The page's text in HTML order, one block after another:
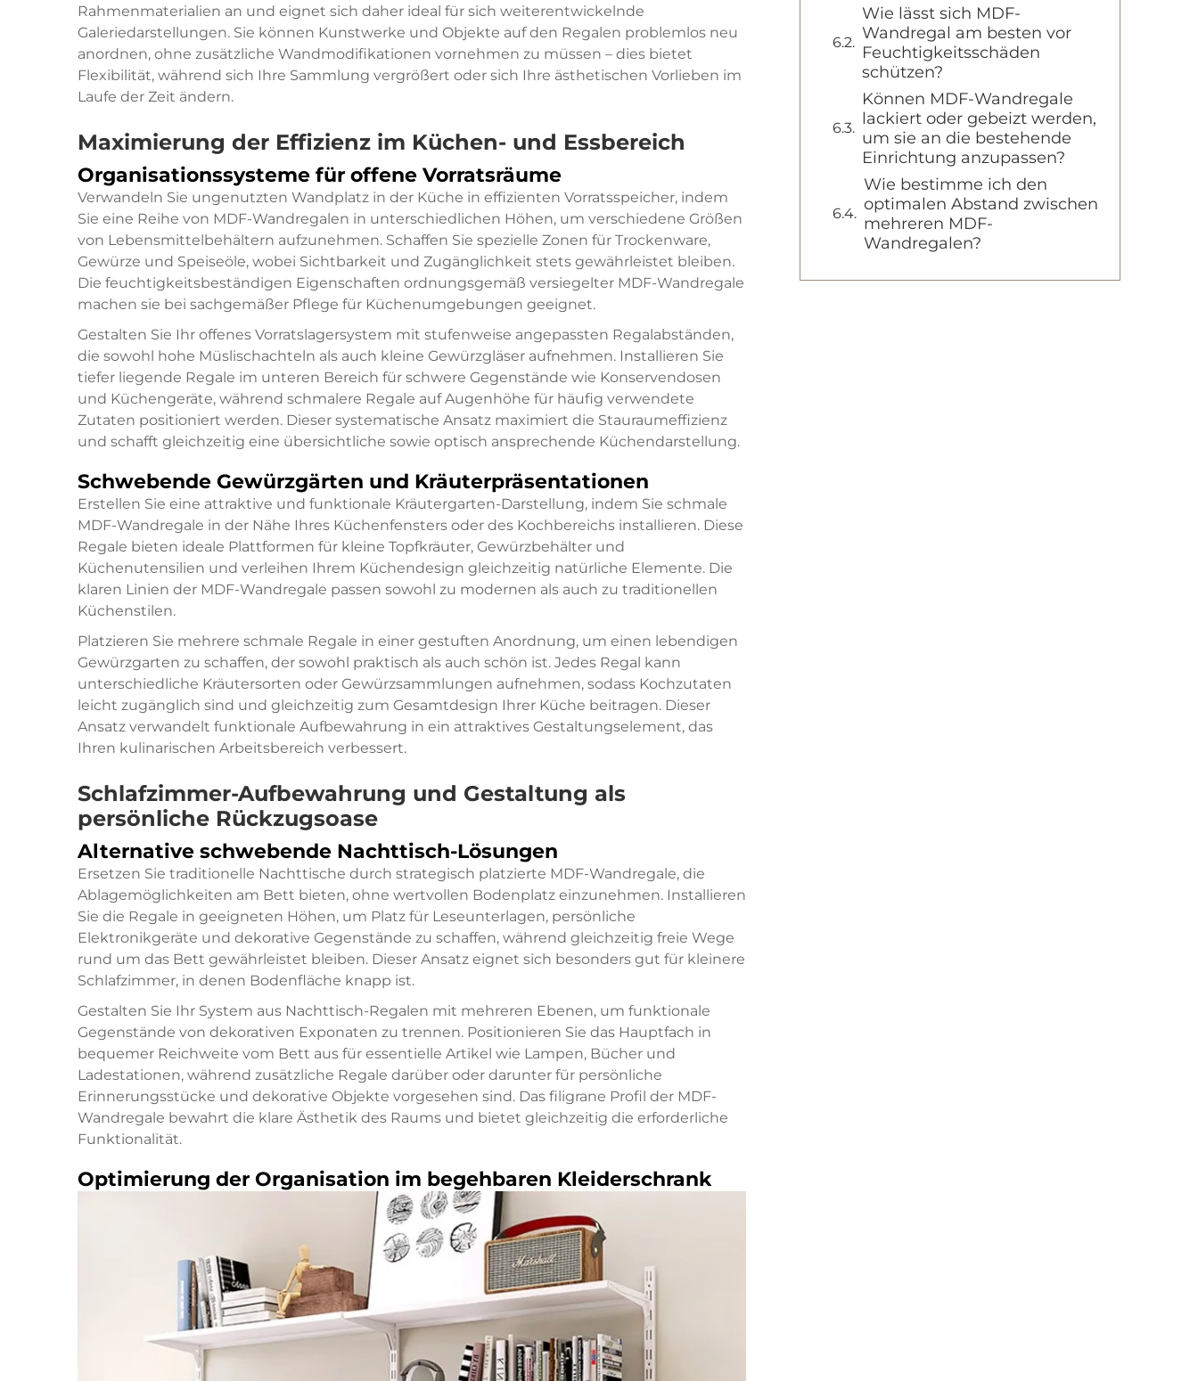
Rahmenmaterialien an und eignet sich daher ideal für sich weiterentwickelnde
Galeriedarstellungen. Sie können Kunstwerke und Objekte auf den Regalen problemlos neu
anordnen, ohne zusätzliche Wandmodifikationen vornehmen zu müssen – dies bietet
Flexibilität, während sich Ihre Sammlung vergrößert oder sich Ihre ästhetischen Vorlieben im
Laufe der Zeit ändern.
Maximierung der Effizienz im Küchen- und Essbereich
Organisationssysteme für offene Vorratsräume
Verwandeln Sie ungenutzten Wandplatz in der Küche in effizienten Vorratsspeicher, indem
Sie eine Reihe von MDF-Wandregalen in unterschiedlichen Höhen, um verschiedene Größen
von Lebensmittelbehältern aufzunehmen. Schaffen Sie spezielle Zonen für Trockenware,
Gewürze und Speiseöle, wobei Sichtbarkeit und Zugänglichkeit stets gewährleistet bleiben.
Die feuchtigkeitsbeständigen Eigenschaften ordnungsgemäß versiegelter MDF-Wandregale
machen sie bei sachgemäßer Pflege für Küchenumgebungen geeignet.
Gestalten Sie Ihr offenes Vorratslagersystem mit stufenweise angepassten Regalabständen,
die sowohl hohe Müslischachteln als auch kleine Gewürzgläser aufnehmen. Installieren Sie
tiefer liegende Regale im unteren Bereich für schwere Gegenstände wie Konservendosen
und Küchengeräte, während schmalere Regale auf Augenhöhe für häufig verwendete
Zutaten positioniert werden. Dieser systematische Ansatz maximiert die Stauraumeffizienz
und schafft gleichzeitig eine übersichtliche sowie optisch ansprechende Küchendarstellung.
Schwebende Gewürzgärten und Kräuterpräsentationen
Erstellen Sie eine attraktive und funktionale Kräutergarten-Darstellung, indem Sie schmale
MDF-Wandregale in der Nähe Ihres Küchenfensters oder des Kochbereichs installieren. Diese
Regale bieten ideale Plattformen für kleine Topfkräuter, Gewürzbehälter und
Küchenutensilien und verleihen Ihrem Küchendesign gleichzeitig natürliche Elemente. Die
klaren Linien der MDF-Wandregale passen sowohl zu modernen als auch zu traditionellen
Küchenstilen.
Platzieren Sie mehrere schmale Regale in einer gestuften Anordnung, um einen lebendigen
Gewürzgarten zu schaffen, der sowohl praktisch als auch schön ist. Jedes Regal kann
unterschiedliche Kräutersorten oder Gewürzsammlungen aufnehmen, sodass Kochzutaten
leicht zugänglich sind und gleichzeitig zum Gesamtdesign Ihrer Küche beitragen. Dieser
Ansatz verwandelt funktionale Aufbewahrung in ein attraktives Gestaltungselement, das
Ihren kulinarischen Arbeitsbereich verbessert.
Schlafzimmer-Aufbewahrung und Gestaltung als
persönliche Rückzugsoase
Alternative schwebende Nachttisch-Lösungen
Ersetzen Sie traditionelle Nachttische durch strategisch platzierte MDF-Wandregale, die
Ablagemöglichkeiten am Bett bieten, ohne wertvollen Bodenplatz einzunehmen. Installieren
Sie die Regale in geeigneten Höhen, um Platz für Leseunterlagen, persönliche
Elektronikgeräte und dekorative Gegenstände zu schaffen, während gleichzeitig freie Wege
rund um das Bett gewährleistet bleiben. Dieser Ansatz eignet sich besonders gut für kleinere
Schlafzimmer, in denen Bodenfläche knapp ist.
Gestalten Sie Ihr System aus Nachttisch-Regalen mit mehreren Ebenen, um funktionale
Gegenstände von dekorativen Exponaten zu trennen. Positionieren Sie das Hauptfach in
bequemer Reichweite vom Bett aus für essentielle Artikel wie Lampen, Bücher und
Ladestationen, während zusätzliche Regale darüber oder darunter für persönliche
Erinnerungsstücke und dekorative Objekte vorgesehen sind. Das filigrane Profil der MDF-
Wandregale bewahrt die klare Ästhetik des Raums und bietet gleichzeitig die erforderliche
Funktionalität.
Optimierung der Organisation im begehbaren Kleiderschrank
Wie lässt sich MDF-
Wandregal am besten vor
Feuchtigkeitsschäden
schützen?
Können MDF-Wandregale
lackiert oder gebeizt werden,
um sie an die bestehende
Einrichtung anzupassen?
Wie bestimme ich den
optimalen Abstand zwischen
mehreren MDF-
Wandregalen?